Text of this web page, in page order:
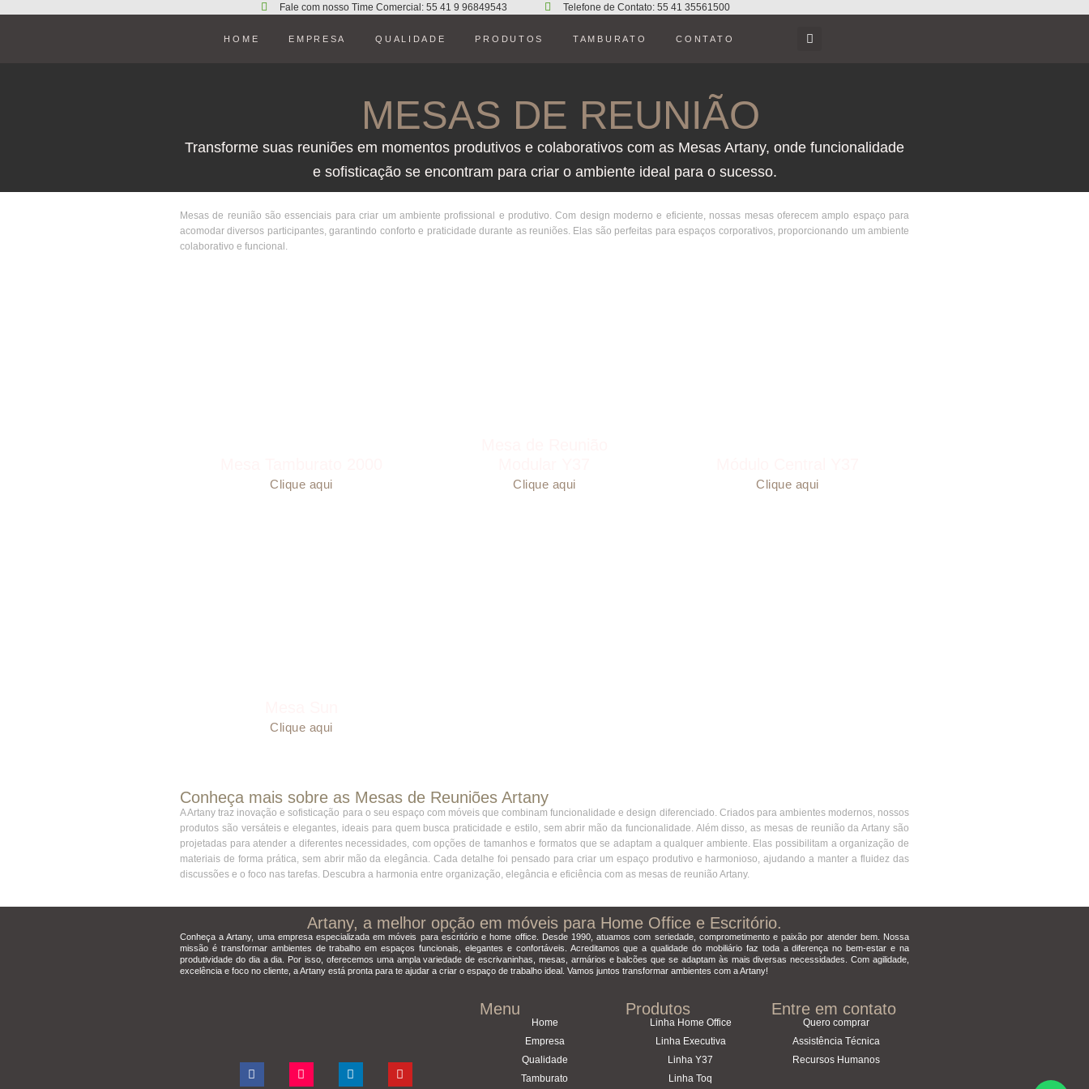
Fale com nosso Time Comercial: 55 41 9 96849543 Telefone de Contato: 55 41 35561500
HOME EMPRESA QUALIDADE PRODUTOS TAMBURATO CONTATO
MESAS DE REUNIÃO
Transforme suas reuniões em momentos produtivos e colaborativos com as Mesas Artany, onde funcionalidade
e sofisticação se encontram para criar o ambiente ideal para o sucesso.
Mesas de reunião são essenciais para criar um ambiente profissional e produtivo. Com design moderno e eficiente, nossas mesas oferecem amplo espaço para
acomodar diversos participantes, garantindo conforto e praticidade durante as reuniões. Elas são perfeitas para espaços corporativos, proporcionando um ambiente
colaborativo e funcional.
Clique aqui
Clique aqui
Clique aqui Clique aqui
Conheça mais sobre as Mesas de Reuniões Artany
A Artany traz inovação e sofisticação para o seu espaço com móveis que combinam funcionalidade e design diferenciado. Criados para ambientes modernos, nossos
produtos são versáteis e elegantes, ideais para quem busca praticidade e estilo, sem abrir mão da funcionalidade. Além disso, as mesas de reunião da Artany são
projetadas para atender a diferentes necessidades, com opções de tamanhos e formatos que se adaptam a qualquer ambiente. Elas possibilitam a organização de
materiais de forma prática, sem abrir mão da elegância. Cada detalhe foi pensado para criar um espaço produtivo e harmonioso, ajudando a manter a fluidez das
discussões e o foco nas tarefas. Descubra a harmonia entre organização, elegância e eficiência com as mesas de reunião Artany.
Artany, a melhor opção em móveis para Home Office e Escritório.
Conheça a Artany, uma empresa especializada em móveis para escritório e home office. Desde 1990, atuamos com seriedade, comprometimento e paixão por atender bem. Nossa
missão é transformar ambientes de trabalho em espaços funcionais, elegantes e confortáveis. Acreditamos que a qualidade do mobiliário faz toda a diferença no bem-estar e na
produtividade do dia a dia. Por isso, oferecemos uma ampla variedade de escrivaninhas, mesas, armários e balcões que se adaptam às mais diversas necessidades. Com agilidade,
excelência e foco no cliente, a Artany está pronta para te ajudar a criar o espaço de trabalho ideal. Vamos juntos transformar ambientes com a Artany!
Menu
Home
Empresa
Qualidade
Tamburato
Produtos
Linha Home Office
Linha Executiva
Linha Y37
Linha Toq
Entre em contato
Quero comprar
Assistência Técnica
Recursos Humanos